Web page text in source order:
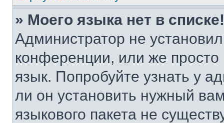
» Моего языка нет в списке!
Администратор не
конференции, или же
язык. Попробуйте узнать у
ли он установить нужный
языкового пакета не